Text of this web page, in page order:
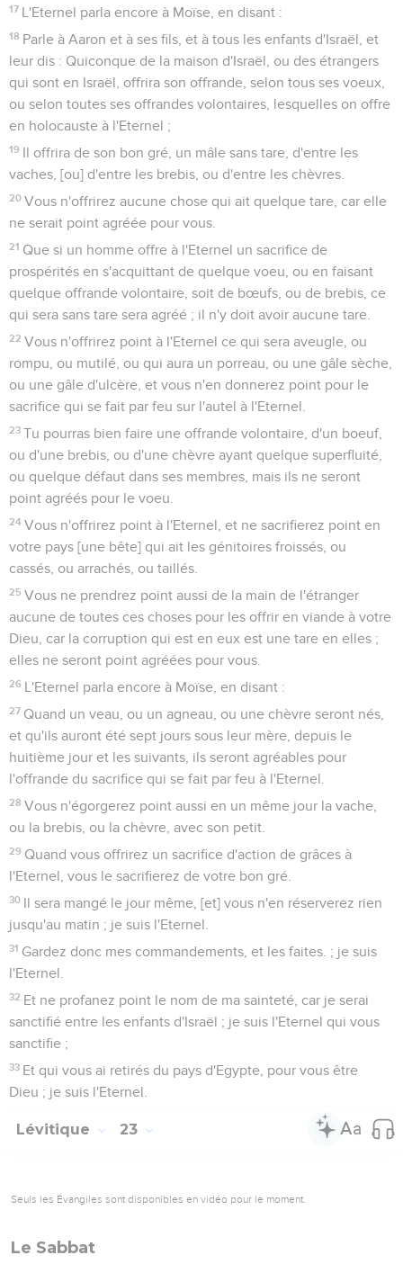
17 L'Eternel parla encore à Moïse, en disant :
18 Parle à Aaron et à ses fils, et à tous les enfants d'Israël, et
leur dis : Quiconque de la maison d'Israël, ou des étrangers
qui sont en Israël, offrira son offrande, selon tous ses voeux,
ou selon toutes ses offrandes volontaires, lesquelles on offre
en holocauste à l'Eternel ;
19 Il offrira de son bon gré, un mâle sans tare, d'entre les
vaches, [ou] d'entre les brebis, ou d'entre les chèvres.
20 Vous n'offrirez aucune chose qui ait quelque tare, car elle
ne serait point agréée pour vous.
21 Que si un homme offre à l'Eternel un sacrifice de
prospérités en s'acquittant de quelque voeu, ou en faisant
quelque offrande volontaire, soit de bœufs, ou de brebis, ce
qui sera sans tare sera agréé ; il n'y doit avoir aucune tare.
22 Vous n'offrirez point à l'Eternel ce qui sera aveugle, ou
rompu, ou mutilé, ou qui aura un porreau, ou une gâle sèche,
ou une gâle d'ulcère, et vous n'en donnerez point pour le
sacrifice qui se fait par feu sur l'autel à l'Eternel.
23 Tu pourras bien faire une offrande volontaire, d'un boeuf,
ou d'une brebis, ou d'une chèvre ayant quelque superfluité,
ou quelque défaut dans ses membres, mais ils ne seront
point agréés pour le voeu.
24 Vous n'offrirez point à l'Eternel, et ne sacrifierez point en
votre pays [une bête] qui ait les génitoires froissés, ou
cassés, ou arrachés, ou taillés.
25 Vous ne prendrez point aussi de la main de l'étranger
aucune de toutes ces choses pour les offrir en viande à votre
Dieu, car la corruption qui est en eux est une tare en elles ;
elles ne seront point agréées pour vous.
26 L'Eternel parla encore à Moïse, en disant :
27 Quand un veau, ou un agneau, ou une chèvre seront nés,
et qu'ils auront été sept jours sous leur mère, depuis le
huitième jour et les suivants, ils seront agréables pour
l'offrande du sacrifice qui se fait par feu à l'Eternel.
28 Vous n'égorgerez point aussi en un même jour la vache,
ou la brebis, ou la chèvre, avec son petit.
29 Quand vous offrirez un sacrifice d'action de grâces à
l'Eternel, vous le sacrifierez de votre bon gré.
30 Il sera mangé le jour même, [et] vous n'en réserverez rien
jusqu'au matin ; je suis l'Eternel.
31 Gardez donc mes commandements, et les faites. ; je suis
l'Eternel.
32 Et ne profanez point le nom de ma sainteté, car je serai
sanctifié entre les enfants d'Israël ; je suis l'Eternel qui vous
sanctifie ;
33 Et qui vous ai retirés du pays d'Egypte, pour vous être
Dieu ; je suis l'Eternel.
Lévitique 23
Seuls les Évangiles sont disponibles en vidéo pour le moment.
Le Sabbat